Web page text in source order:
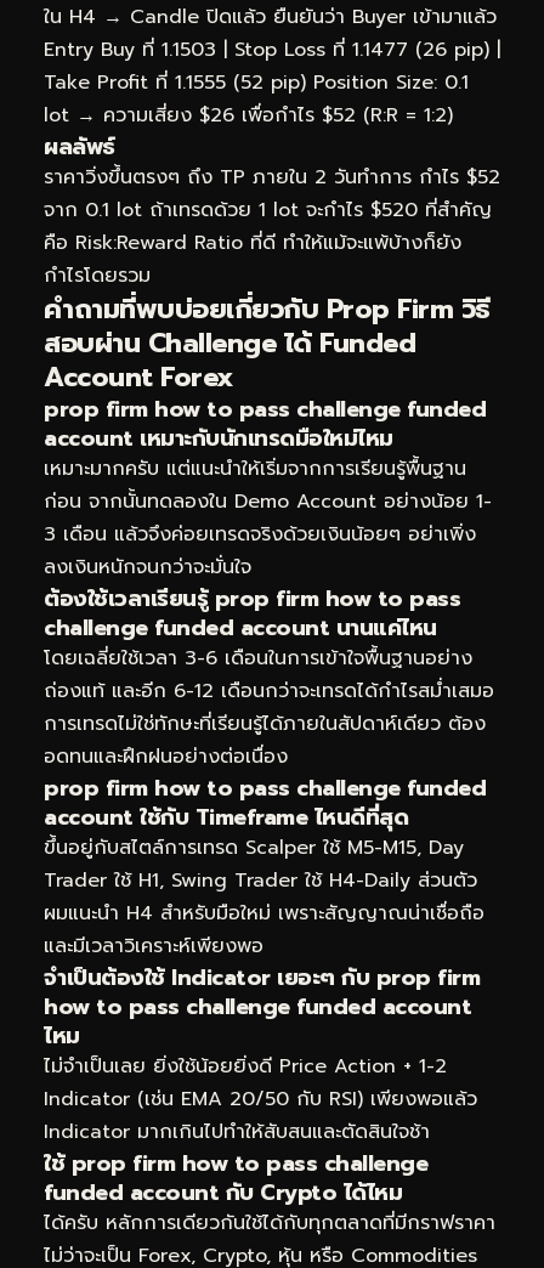
ใน H4 → Candle ปิดแล้ว ยืนยันว่า Buyer เข้ามาแล้ว
Entry Buy ที่ 1.1503 | Stop Loss ที่ 1.1477 (26 pip) |
Take Profit ที่ 1.1555 (52 pip) Position Size: 0.1
lot → ความเสี่ยง $26 เพื่อกำไร $52 (R:R = 1:2)
ผลลัพธ์
ราคาวิ่งขึ้นตรงๆ ถึง TP ภายใน 2 วันทำการ กำไร $52
จาก 0.1 lot ถ้าเทรดด้วย 1 lot จะกำไร $520 ที่สำคัญ
คือ Risk:Reward Ratio ที่ดี ทำให้แม้จะแพ้บ้างก็ยัง
กำไรโดยรวม
คำถามที่พบบ่อยเกี่ยวกับ Prop Firm วิธี
สอบผ่าน Challenge ได้ Funded
Account Forex
prop firm how to pass challenge funded
account เหมาะกับนักเทรดมือใหม่ไหม
เหมาะมากครับ แต่แนะนำให้เริ่มจากการเรียนรู้พื้นฐาน
ก่อน จากนั้นทดลองใน Demo Account อย่างน้อย 1-
3 เดือน แล้วจึงค่อยเทรดจริงด้วยเงินน้อยๆ อย่าเพิ่ง
ลงเงินหนักจนกว่าจะมั่นใจ
ต้องใช้เวลาเรียนรู้ prop firm how to pass
challenge funded account นานแค่ไหน
โดยเฉลี่ยใช้เวลา 3-6 เดือนในการเข้าใจพื้นฐานอย่าง
ถ่องแท้ และอีก 6-12 เดือนกว่าจะเทรดได้กำไรสม่ำเสมอ
การเทรดไม่ใช่ทักษะที่เรียนรู้ได้ภายในสัปดาห์เดียว ต้อง
อดทนและฝึกฝนอย่างต่อเนื่อง
prop firm how to pass challenge funded
account ใช้กับ Timeframe ไหนดีที่สุด
ขึ้นอยู่กับสไตล์การเทรด Scalper ใช้ M5-M15, Day
Trader ใช้ H1, Swing Trader ใช้ H4-Daily ส่วนตัว
ผมแนะนำ H4 สำหรับมือใหม่ เพราะสัญญาณน่าเชื่อถือ
และมีเวลาวิเคราะห์เพียงพอ
จำเป็นต้องใช้ Indicator เยอะๆ กับ prop firm
how to pass challenge funded account
ไหม
ไม่จำเป็นเลย ยิ่งใช้น้อยยิ่งดี Price Action + 1-2
Indicator (เช่น EMA 20/50 กับ RSI) เพียงพอแล้ว
Indicator มากเกินไปทำให้สับสนและตัดสินใจช้า
ใช้ prop firm how to pass challenge
funded account กับ Crypto ได้ไหม
ได้ครับ หลักการเดียวกันใช้ได้กับทุกตลาดที่มีกราฟราคา
ไม่ว่าจะเป็น Forex, Crypto, หุ้น หรือ Commodities